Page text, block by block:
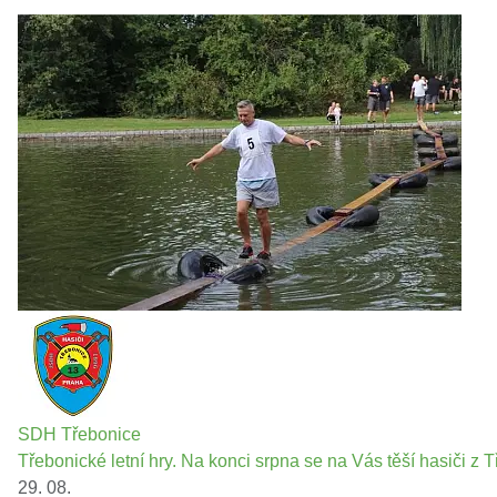
SDH Třebonice
Třebonické letní hry. Na konci srpna se na Vás těší hasiči z
29. 08.